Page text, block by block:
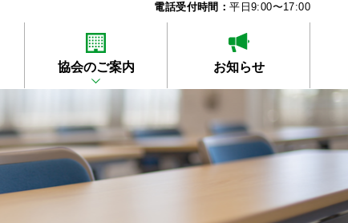
電話受付時間：平日9:00〜17:00
協会のご案内 お知らせ